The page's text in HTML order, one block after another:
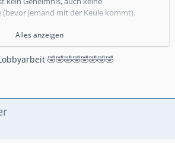
jemand mit der Keule kommt).
nicht einmal Aufzeichnungen
Bikes, das schätze ich wirklich. Aber
selbst ich mich raushalten weil mir
fehlt.
Österreich die Strecken anständig
Alles anzeigen
🤣🤣🤣🤣🤣🤣🤣🤣